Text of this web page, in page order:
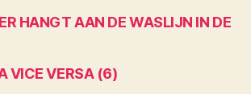
HANGT AAN DE WASLIJN IN DE
VICE VERSA (6)